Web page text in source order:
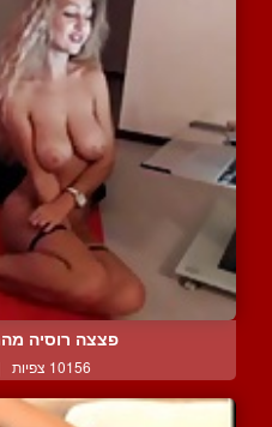
פצצה רוסיה
10156 צפיות